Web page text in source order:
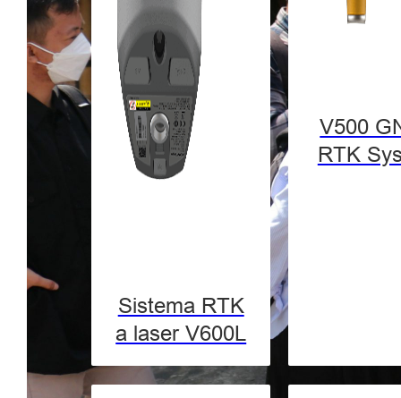
Sistema RTK
a laser V600L
V500
RTK